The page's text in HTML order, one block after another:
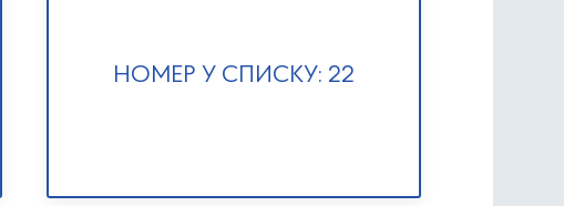
НОМЕР У СПИСКУ: 22